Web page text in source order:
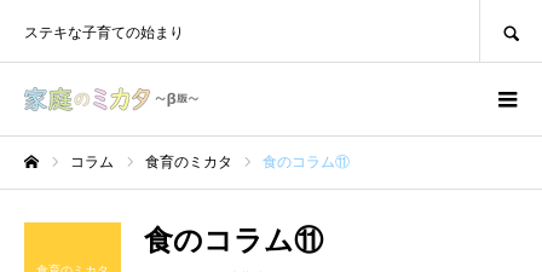
ステキな子育ての始まり
コラム 食育のミカタ 食のコラム⑪
食のコラム⑪